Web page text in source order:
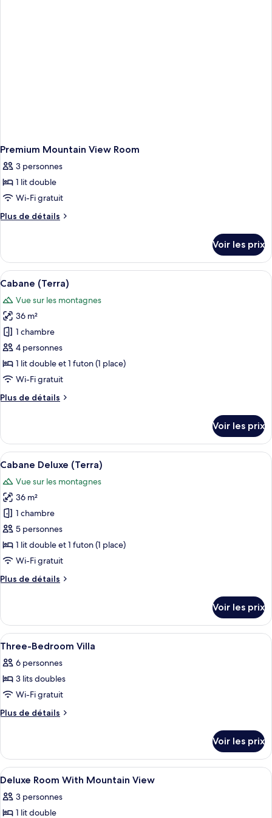
Premium Mountain View Room
3 personnes
1 lit double
Wi-Fi gratuit
Plus de détails
Plus
le
type
de
Premium
Mountain
View
Room
Voir les prix
Afficher
toutes
les
photos
pour
ce
type
de
chambre :
Cabane
Une chambre d’hôtel moderne
5
Cabane (Terra)
Vue sur les montagnes
36 m²
1 chambre
4 personnes
1 lit double et 1 futon (1 place)
Wi-Fi gratuit
Plus de détails
Plus
le
type
de
Cabane
(Terra)
Voir les prix
Afficher
toutes
les
photos
pour
ce
type
de
chambre :
Cabane
Une chambre d’hôtel moderne
6
Cabane Deluxe (Terra)
Vue sur les montagnes
36 m²
1 chambre
5 personnes
1 lit double et 1 futon (1 place)
Wi-Fi gratuit
Plus de détails
Plus
le
type
de
Cabane
Deluxe
Voir les prix
Afficher
toutes
les
photos
pour
ce
chambre :
Three-
Bedroom
Villa
Une chambre d’hôtel moderne,
13
Three-Bedroom Villa
6 personnes
3 lits doubles
Wi-Fi gratuit
Plus de détails
Plus
le
type
de
Three-
Bedroom
Voir les prix
Afficher
toutes
les
photos
Une chambre d’hôtel moderne,
2
Deluxe Room With Mountain View
3 personnes
1 lit double